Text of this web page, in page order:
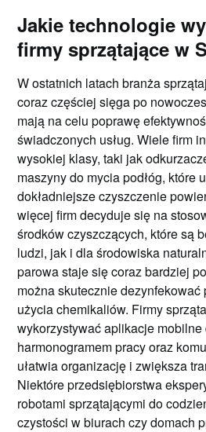
Jakie technologie
firmy sprzątające w
W ostatnich latach branża
coraz częściej sięga po
mają na celu poprawę
świadczonych usług. Wiele firm
wysokiej klasy, taki jak
maszyny do mycia podłóg, które
dokładniejsze czyszczenie
więcej firm decyduje się na
środków czyszczących, które są
ludzi, jak i dla środowiska
parowa staje się coraz bardziej
można skutecznie
użycia chemikaliów. Firmy
wykorzystywać aplikacje
harmonogramem pracy oraz
ułatwia organizację i zwiększa
Niektóre przedsiębiorstwa
robotami sprzątającymi do
czystości w biurach czy domach